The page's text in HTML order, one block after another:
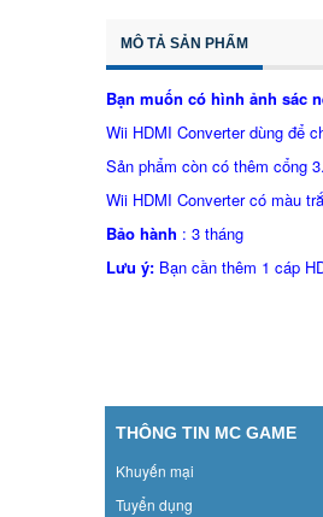
MÔ TẢ SẢN PHẨM
Bạn muốn có hình ảnh sác
Wii HDMI Converter dùng để
Sản phẩm còn có thêm cổng
Wii HDMI Converter có màu
Bảo hành : 3 tháng
Lưu ý: Bạn cần thêm 1 cáp
THÔNG TIN MC GAME
Khuyến mại
Tuyển dụng